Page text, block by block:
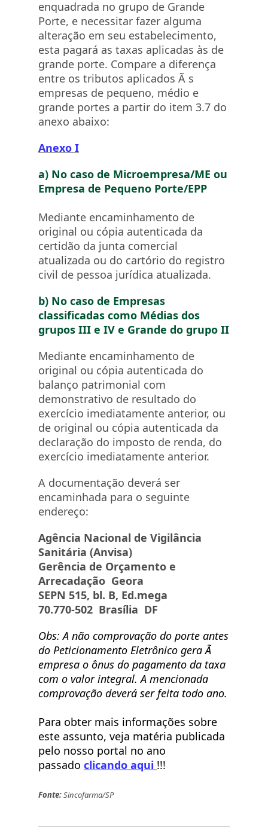
enquadrada no grupo de Grande
Porte, e necessitar fazer alguma
alteração em seu estabelecimento,
esta pagará as taxas aplicadas às de
grande porte. Compare a diferença
entre os tributos aplicados Ã s
empresas de pequeno, médio e
grande portes a partir do item 3.7 do
anexo abaixo:
Anexo I
a) No caso de Microempresa/ME ou
Empresa de Pequeno Porte/EPP
Mediante encaminhamento de
original ou cópia autenticada da
certidão da junta comercial
atualizada ou do cartório do registro
civil de pessoa jurídica atualizada.
b) No caso de Empresas
classificadas como Médias dos
grupos III e IV e Grande do grupo II
Mediante encaminhamento de
original ou cópia autenticada do
balanço patrimonial com
demonstrativo de resultado do
exercício imediatamente anterior, ou
de original ou cópia autenticada da
declaração do imposto de renda, do
exercício imediatamente anterior.
A documentação deverá ser
encaminhada para o seguinte
endereço:
Agência Nacional de Vigilância
Sanitária (Anvisa)
Gerência de Orçamento e
Arrecadação Geora
SEPN 515, bl. B, Ed.mega
70.770-502 Brasília DF
Obs: A não comprovação do porte antes
do Peticionamento Eletrônico gera Ã
empresa o ônus do pagamento da taxa
com o valor integral. A mencionada
comprovação deverá ser feita todo ano.
Para obter mais informações sobre
este assunto, veja matéria publicada
pelo nosso portal no ano
passado clicando aqui !!!
Fonte:Sincofarma/SP